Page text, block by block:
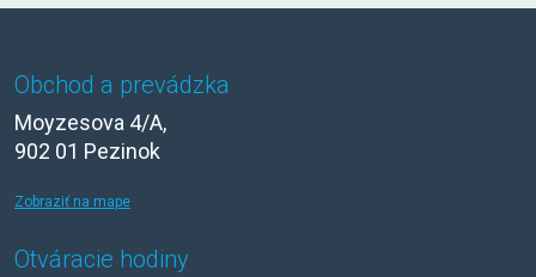
Obchod a prevádzka
Moyzesova 4/A,
902 01 Pezinok
Zobraziť na mape
Otváracie hodiny